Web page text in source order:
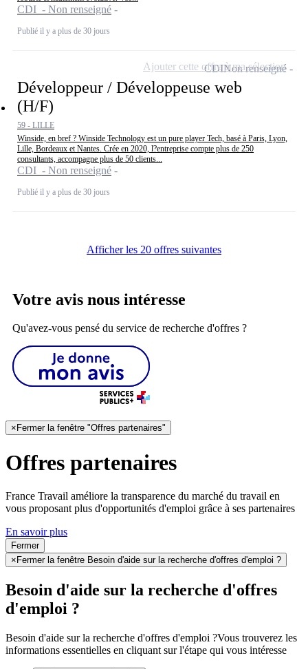
CDI - Non renseigné
Publié il y a plus de 30 jours
Développeur / Développeuse web
(H/F)
59 - LILLE
Winside, en bref ? Winside Technology est un pure player Tech, basé à Paris, Lyon,
Lille, Bordeaux et Nantes. Crée en 2020, l?entreprise compte plus de 250
consultants, accompagne plus de 50 clients...
CDI - Non renseigné
Publié il y a plus de 30 jours
CDINon renseigné
Ajouter cette offre à ma sélection
Afficher les 20 offres suivantes
Votre avis nous intéresse
Qu'avez-vous pensé du service de recherche d'offres ?
× Fermer la fenêtre "Offres partenaires"
Offres partenaires
France Travail améliore la transparence du marché du travail en
vous proposant plus d'opportunités d'emploi grâce à ses partenaires
En savoir plus
Fermer
× Fermer la fenêtre Besoin d'aide sur la recherche d'offres d'emploi ?
Besoin d'aide sur la recherche d'offres
d'emploi ?
Besoin d'aide sur la recherche d'offres d'emploi ?Vous trouverez les
informations essentielles en cliquant sur l'étape qui vous intéresse